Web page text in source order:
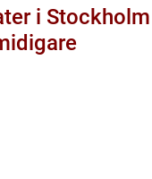
i Stockholm